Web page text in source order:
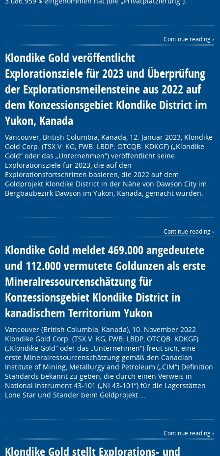
Continue reading ›
Klondike Gold veröffentlicht
Explorationsziele für 2023 und Überprüfung
der Explorationsmeilensteine aus 2022 auf
dem Konzessionsgebiet Klondike District im
Yukon, Kanada
Vancouver, British Columbia, Kanada, 12. Januar 2023, Klondike
Gold Corp. (TSX.V: KG; FWB: LBDP; OTCQB: KDKGF) („Klondike
Gold“ oder das „Unternehmen“) veröffentlicht seine
Explorationsziele für 2023, die auf den
Explorationsfortschritten basieren, die 2022 auf dem
Goldprojekt Klondike District in der Nähe von Dawson City im
Bergbaubezirk Dawson im Yukon, Kanada, gemacht wurden.
Continue reading ›
Klondike Gold meldet 469.000 angedeutete
und 112.000 vermutete Goldunzen als erste
Mineralressourcenschätzung für
Konzessionsgebiet Klondike District in
kanadischem Territorium Yukon
Vancouver (British Columbia, Kanada), 10. November 2022.
Klondike Gold Corp. (TSX.V: KG, FWB: LBDP, OTCQB: KDKGF)
(„Klondike Gold“ oder das „Unternehmen“) freut sich, eine
erste Mineralressourcenschätzung gemäß den Canadian
Institute of Mining, Metallurgy and Petroleum („CIM“) Definition
‎Standards bekannt zu geben, die durch einen Verweis in
National Instrument 43-101 („NI 43-101“) für die Lagerstätten
Lone Star und Stander beim Goldprojekt …
Continue reading ›
Klondike Gold stellt Explorations- und